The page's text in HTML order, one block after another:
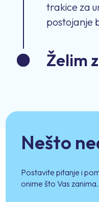
trakice za
postojanje
Želim
Nešto
Postavite pitanje i
onime što Vas zanima.